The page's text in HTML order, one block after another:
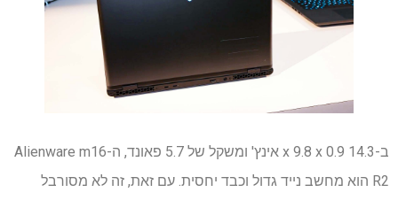
ב-14.3 x 9.8 x 0.9 אינץ' ומשקל של 5.7 פאונד, ה-Alienware m16
R2 הוא מחשב נייד גדול וכבד יחסית. עם זאת, זה לא מסורבל